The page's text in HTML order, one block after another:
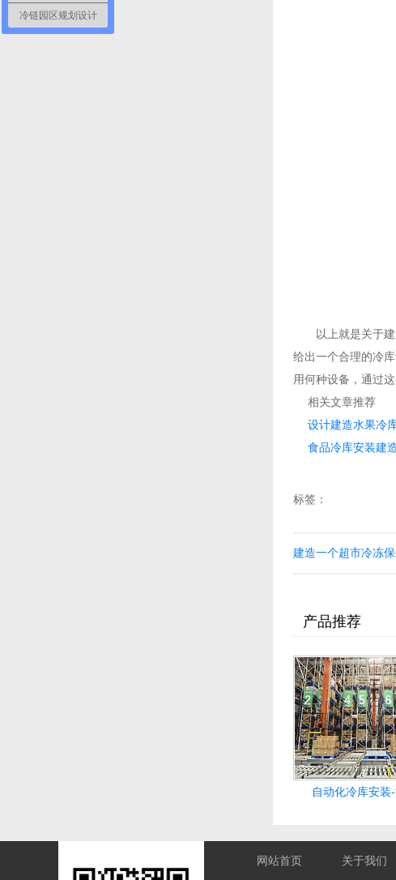
以上就是关于建
给出一个合理的冷
用何种设备，通过
相关文章推荐
设计建造水果冷
食品冷库安装建
标签：
建造一个超市冷冻
产品推荐
自动化冷库安装
网站首页 关于我们
冷链园区规划设计